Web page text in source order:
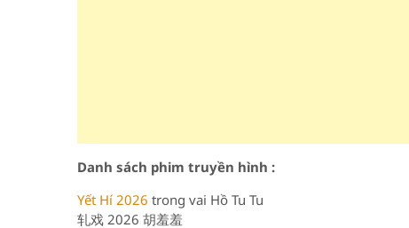
Danh sách phim truyền hình :
Yết Hí 2026 trong vai Hồ Tu Tu
轧戏 2026 胡羞羞